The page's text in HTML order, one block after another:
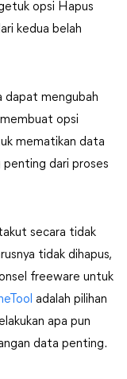
opsi Hapus
kedua belah
dapat mengubah
opsi
mematikan data
penting dari proses
secara tidak
tidak dihapus,
freeware untuk
adalah pilihan
apa pun
data penting.